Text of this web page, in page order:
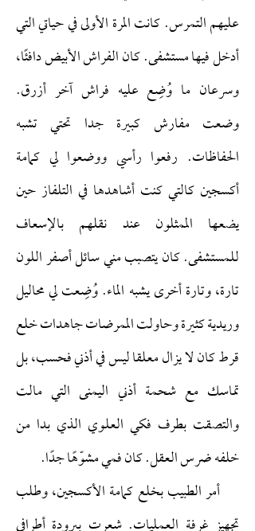
عليهم التمرس. كانت المرة الأولى في حياتي التي
أدخل فيها مستشفى. كان الفراش الأبيض دافئًا،
وسرعان ما وُضِع عليه فراش آخر أزرق.
وضعت مفارش كبيرة جدا تحتي تشبه
الحفاظات. رفعوا رأسي ووضعوا لي كمامة
أكسجين كالتي كنت أشاهدها في التلفاز حين
يضعها الممثلون عند نقلهم بالإسعاف
للمستشفى. كان يتصبب مني سائل أصفر اللون
تارة، وتارة أخرى يشبه الماء. وُضِعت لي محاليل
وريدية كثيرة وحاولت الممرضات جاهدات خلع
قرط كان لا يزال معلقا ليس في أذني فحسب، بل
تماسك مع شحمة أذني اليمنى التي مالت
والتصقت بطرف فكي العلوي الذي بدا من
خلفه ضرس العقل. كان فمي مشوّهًا جدًا.
أمر الطبيب بخلع كمامة الأكسجين، وطلب